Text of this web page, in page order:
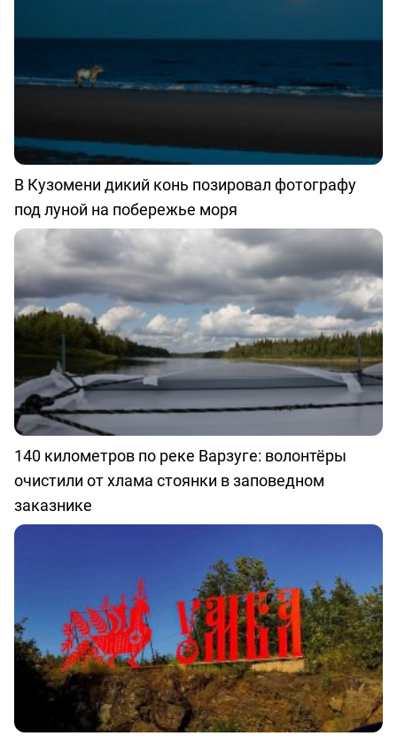
В Кузомени дикий конь позировал фотографу
под луной на побережье моря
140 километров по реке Варзуге: волонтёры
очистили от хлама стоянки в заповедном
заказнике